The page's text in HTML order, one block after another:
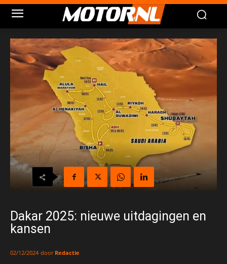
Dakar 2025: nieuwe uitdagingen en
kansen
02/12/2024 door Redactie